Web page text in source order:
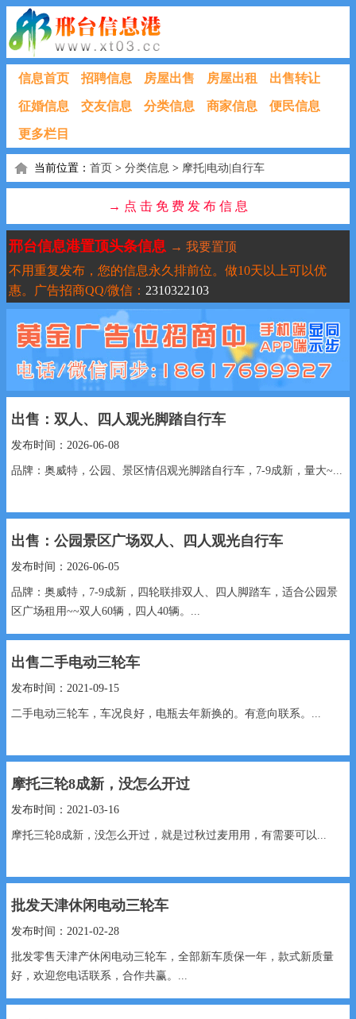
信息首页 招聘信息 房屋出售 房屋出租 出售转让
征婚信息 交友信息 分类信息 商家信息 便民信息
更多栏目
当前位置： 首页 > 分类信息 > 摩托|电动|自行车
→ 点 击 免 费 发 布 信 息
邢台信息港置顶头条信息 → 我要置顶
不用重复发布，您的信息永久排前位。做10天以上可以优
惠。广告招商QQ/微信： 2310322103
出售：双人、四人观光脚踏自行车
发布时间：2026-06-08
品牌：奥威特，公园、景区情侣观光脚踏自行车，7-9成新，量大~...
出售：公园景区广场双人、四人观光自行车
发布时间：2026-06-05
品牌：奥威特，7-9成新，四轮联排双人、四人脚踏车，适合公园景
区广场租用~~双人60辆，四人40辆。...
出售二手电动三轮车
发布时间：2021-09-15
二手电动三轮车，车况良好，电瓶去年新换的。有意向联系。...
摩托三轮8成新，没怎么开过
发布时间：2021-03-16
摩托三轮8成新，没怎么开过，就是过秋过麦用用，有需要可以...
批发天津休闲电动三轮车
发布时间：2021-02-28
批发零售天津产休闲电动三轮车，全部新车质保一年，款式新质量
好，欢迎您电话联系，合作共赢。...